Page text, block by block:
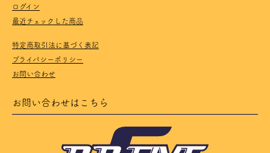
ログイン
最近チェックした商品
特定商取引法に基づく表記
プライバシーポリシー
お問い合わせ
お問い合わせはこちら